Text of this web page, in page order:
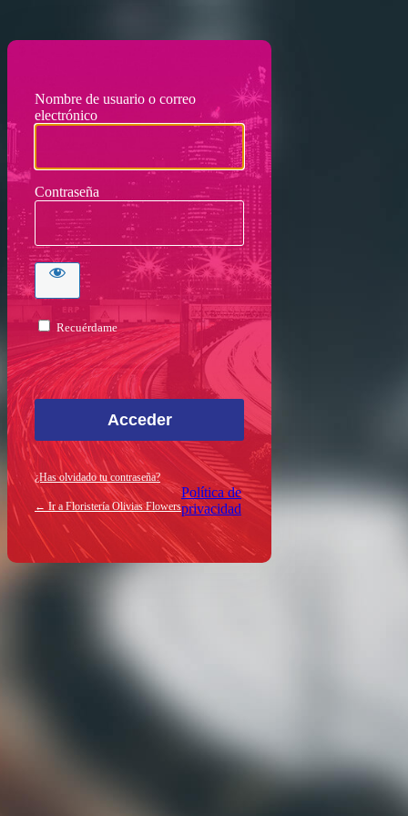
Nombre de usuario o correo
electrónico
Contraseña
Recuérdame
¿Has olvidado tu contraseña?
← Ir a Floristería Olivias Flowers
Política de
privacidad